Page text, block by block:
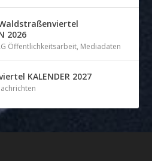
2026
Öffentlichkeitsarbeit, Mediadaten
KALENDER 2027